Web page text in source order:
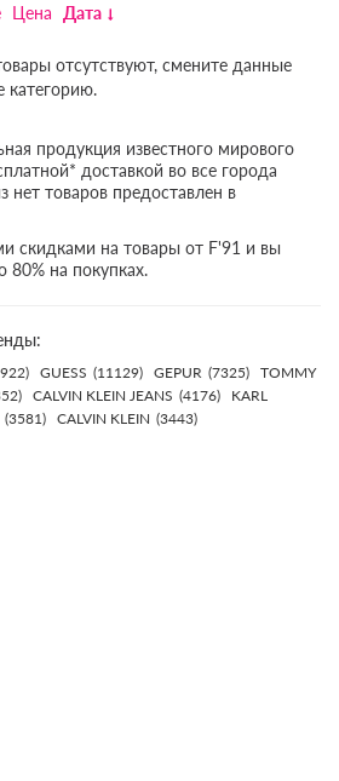
Цена Дата
отсутствуют, смените данные
категорию.
продукция известного мирового
доставкой во все города
нет товаров предоставлен в
скидками на товары от F'91 и вы
80% на покупках.
GUESS (11129) GEPUR (7325) TOMMY
CALVIN KLEIN JEANS (4176)
KARL
(3581) CALVIN KLEIN (3443)